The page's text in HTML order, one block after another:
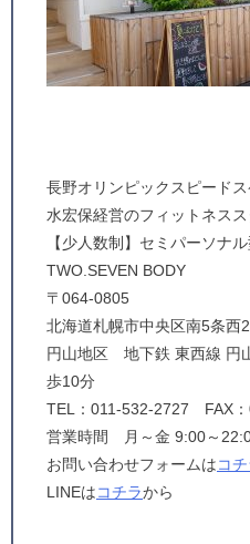
長野オリンピックスピード
水宏保経営のフィットネス
【少人数制】セミパーソナ
TWO.SEVEN BODY
〒064-0805
北海道札幌市中央区南5条西
円山地区 地下鉄 東西線 円
歩10分
TEL：011-532-2727 FAX：
営業時間 月～金 9:00～
お問い合わせフォームはコチ
LINEはコチラから